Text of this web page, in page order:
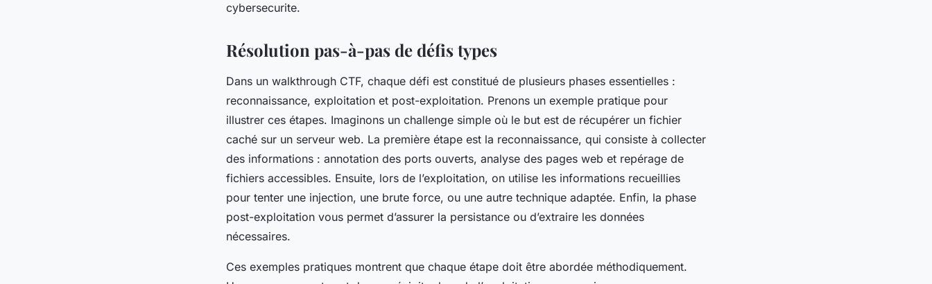
cybersecurite.
Résolution pas-à-pas de défis types
Dans un walkthrough CTF, chaque défi est constitué de plusieurs phases essentielles :
reconnaissance, exploitation et post-exploitation. Prenons un exemple pratique pour
illustrer ces étapes. Imaginons un challenge simple où le but est de récupérer un fichier
caché sur un serveur web. La première étape est la reconnaissance, qui consiste à collecter
des informations : annotation des ports ouverts, analyse des pages web et repérage de
fichiers accessibles. Ensuite, lors de l’exploitation, on utilise les informations recueillies
pour tenter une injection, une brute force, ou une autre technique adaptée. Enfin, la phase
post-exploitation vous permet d’assurer la persistance ou d’extraire les données
nécessaires.
Ces exemples pratiques montrent que chaque étape doit être abordée méthodiquement.